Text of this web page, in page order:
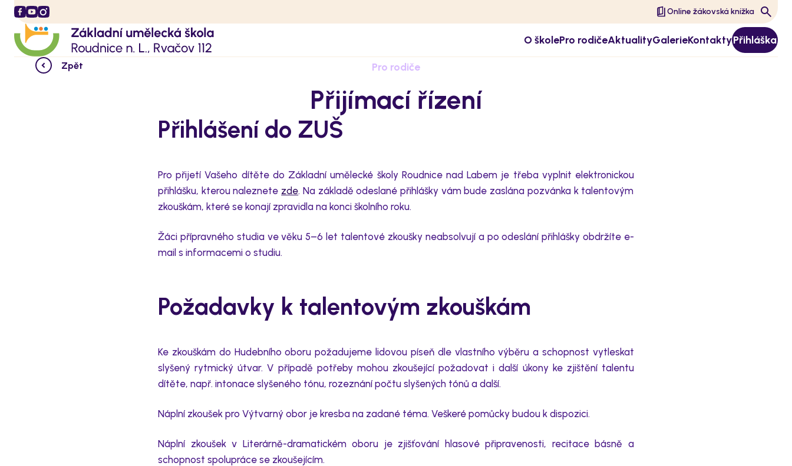
Online žákovská knížka
O školePro rodičeAktualityGalerieKontaktyPřihláška
Zpět Pro rodiče
Přijímací řízení
Přihlášení do ZUŠ
Pro přijetíVašeho dítěte do Základní umělecké školy Roudnice nad Labem je třeba vyplnit elektronickou
přihlášku, kterou naleznete zde. Na základě odeslané přihlášky vám bude zaslána pozvánka k talentovým
zkouškám, které se konají zpravidla na konci školního roku.
Žáci přípravného studia ve věku 5–6 let talentové zkoušky neabsolvují a poodeslání přihláškyobdržíte e-
mail s informacemi o studiu.
Požadavky k talentovým zkouškám
Ke zkouškám do Hudebního oboru požadujeme lidovou píseň dle vlastního výběru a schopnost vytleskat
slyšený rytmický útvar. V případě potřeby mohou zkoušející požadovat i další úkony ke zjištění talentu
dítěte, např. intonace slyšeného tónu, rozeznání počtu slyšených tónů a další.
Náplní zkoušek pro Výtvarný obor je kresba na zadané téma. Veškeré pomůcky budou k dispozici.
Náplní zkoušek v Literárně-dramatickém oboru je zjišťování hlasové připravenosti, recitace básně a
schopnost spolupráce se zkoušejícím.